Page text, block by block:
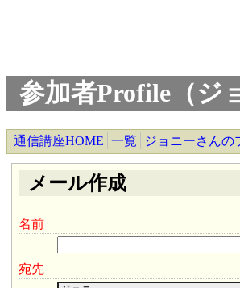
参加者Profile（ジ
通信講座HOME 一覧 ジョニーさんの
メール作成
名前
宛先